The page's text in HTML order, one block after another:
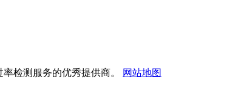
检测服务的优秀提供商。
网站地图